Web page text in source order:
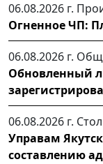
06.08.2026 г.
Огненное ЧП:
06.08.2026 г.
Обновленный
06.08.2026 г.
Управам
составлению